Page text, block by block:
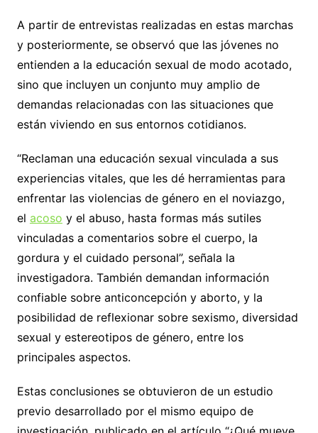
A partir de entrevistas realizadas en estas marchas
y posteriormente, se observó que las jóvenes no
entienden a la educación sexual de modo acotado,
sino que incluyen un conjunto muy amplio de
demandas relacionadas con las situaciones que
están viviendo en sus entornos cotidianos.
“Reclaman una educación sexual vinculada a sus
experiencias vitales, que les dé herramientas para
enfrentar las violencias de género en el noviazgo,
el acoso y el abuso, hasta formas más sutiles
vinculadas a comentarios sobre el cuerpo, la
gordura y el cuidado personal”, señala la
investigadora. También demandan información
confiable sobre anticoncepción y aborto, y la
posibilidad de reflexionar sobre sexismo, diversidad
sexual y estereotipos de género, entre los
principales aspectos.
Estas conclusiones se obtuvieron de un estudio
previo desarrollado por el mismo equipo de